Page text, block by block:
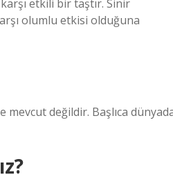
etkili bir taştır. Sinir
olumlu etkisi olduğuna
mevcut değildir. Başlıca